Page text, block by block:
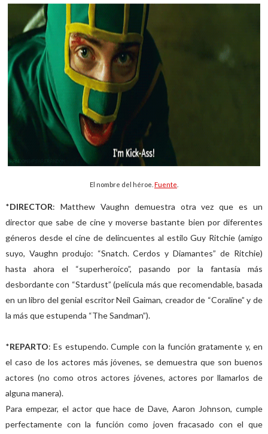
El nombre del héroe. Fuente
*DIRECTOR: Matthew Vaughn demuestra otra vez que es un
director que sabe de cine y moverse bastante bien por diferentes
géneros desde el cine de delincuentes al estilo Guy Ritchie (amigo
suyo, Vaughn produjo: “Snatch. Cerdos y Diamantes” de Ritchie)
hasta ahora el “superheroico”, pasando por la fantasía más
desbordante con “Stardust” (película más que recomendable, basada
en un libro del genial escritor Neil Gaiman, creador de “Coraline” y de
la más que estupenda “The Sandman”).
*REPARTO: Es estupendo. Cumple con la función gratamente y, en
el caso de los actores más jóvenes, se demuestra que son buenos
actores (no como otros actores jóvenes, actores por llamarlos de
alguna manera).
Para empezar, el actor que hace de Dave, Aaron Johnson, cumple
perfectamente con la función como joven fracasado con el que